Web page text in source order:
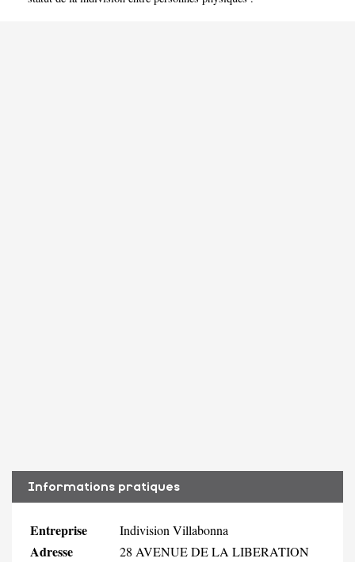
Informations pratiques
Entreprise Indivision Villabonna
Adresse 28 AVENUE DE LA LIBERATION